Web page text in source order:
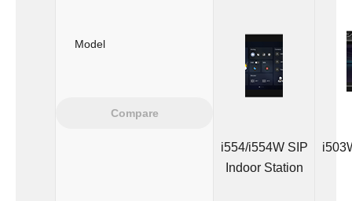
Model
Compare
i554/i554W SIP
Indoor Station